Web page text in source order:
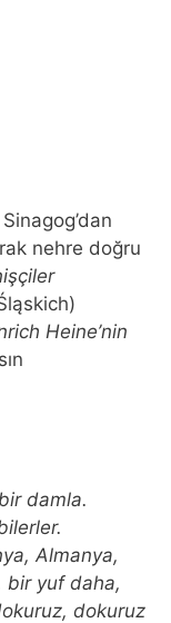
nehre doğru
Heine’nin
damla.
Almanya,
bir yuf daha,
dokuruz